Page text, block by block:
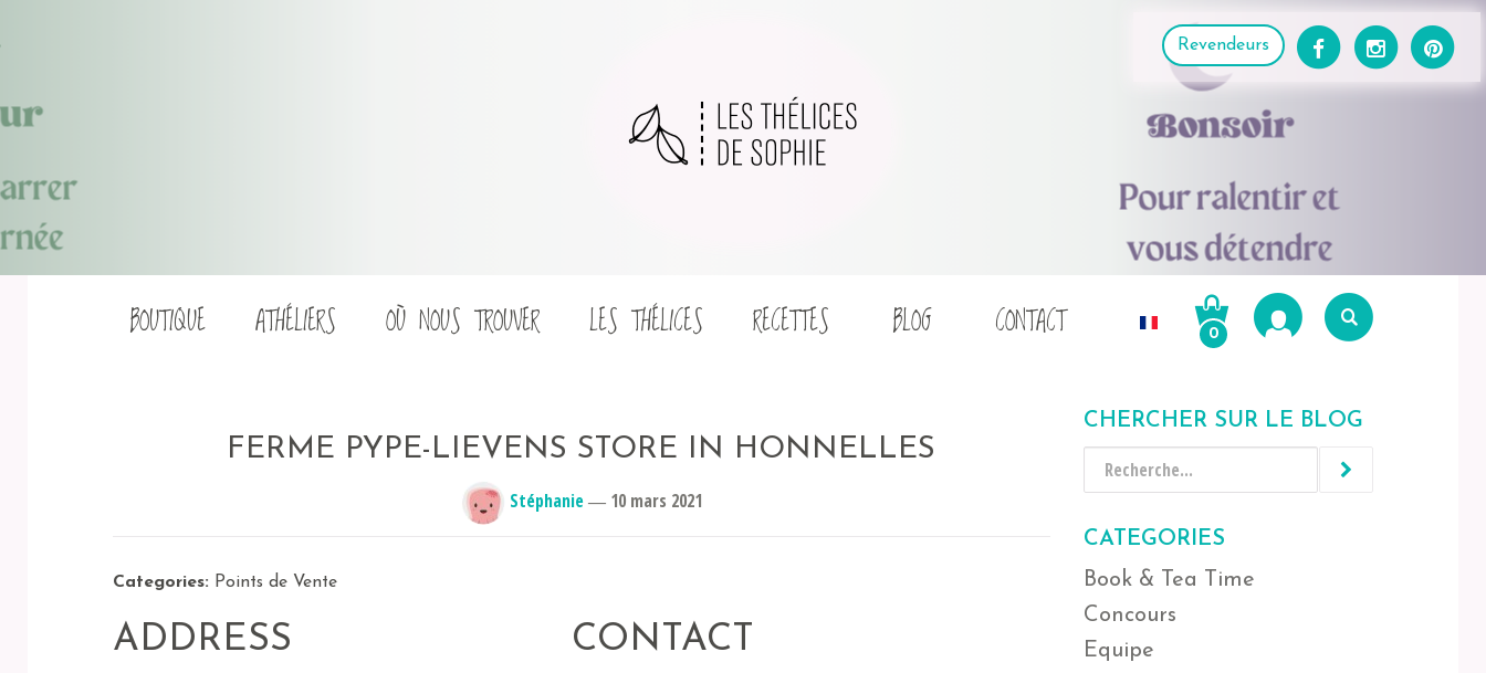
Revendeurs
BOUTIQUE ATHÉLIERS OÙ NOUS TROUVER LES THÉLICES RECETTES BLOG CONTACT 0
FERME PYPE-LIEVENS STORE IN HONNELLES
Stéphanie― 10 mars 2021
Categories: Points de Vente
ADDRESS CONTACT
CHERCHER SUR LE BLOG
CATEGORIES
Book & Tea Time
Concours
Equipe